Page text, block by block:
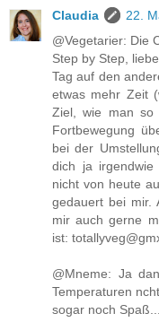
Claudia
22.
@Vegetarier: Die
Step by Step,
Tag auf den
etwas mehr Zeit
Ziel, wie man so
Fortbewegung
bei der
dich ja
nicht von heute
gedauert bei mir.
mir auch gerne
ist:
@Mneme: Ja
Temperaturen
sogar noch Spaß...